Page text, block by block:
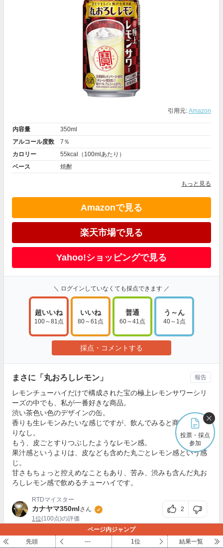
引用元: Amazon
内容量
350ml
アルコール度数
7％
カロリー
55kcal（100mlあたり）
ベース
焼酎
もっと見る
Amazonで見る
楽天市場で見る
Yahoo!ショッピングで見る
＼ ログインしていなくても採点できます ／
超いいね
100～81点
いいね
80～61点
普通
60～41点
う～ん
40～1点
採点・コメントする
まさに「丸おろしレモン」
レモンチューハイだけで構成された宝の極上レモンサワーシリ
ーズの中でも、私が一番好きな商品。
渋い茶色い色のデザインの缶。
香りも生レモンみたいな感じですが、飲んでみると商品名に偽
りなし。
もう、皮ごとすりつぶしたようなレモン感。
果汁感というよりは、皮なども含めた丸ごとレモン感という感
じ。
甘さもちょっと控えめなこともあり、苦み、渋みも含んだ丸お
ろしレモン感で飲めるチューハイです。
RTDマイスター
カナヤマ350mlさん
1位(100点)の評価
2
報告
ちょっと高級 報告
投票・採点
参加
ページ内ジャンプ
先頭
--- 1位 結果一覧